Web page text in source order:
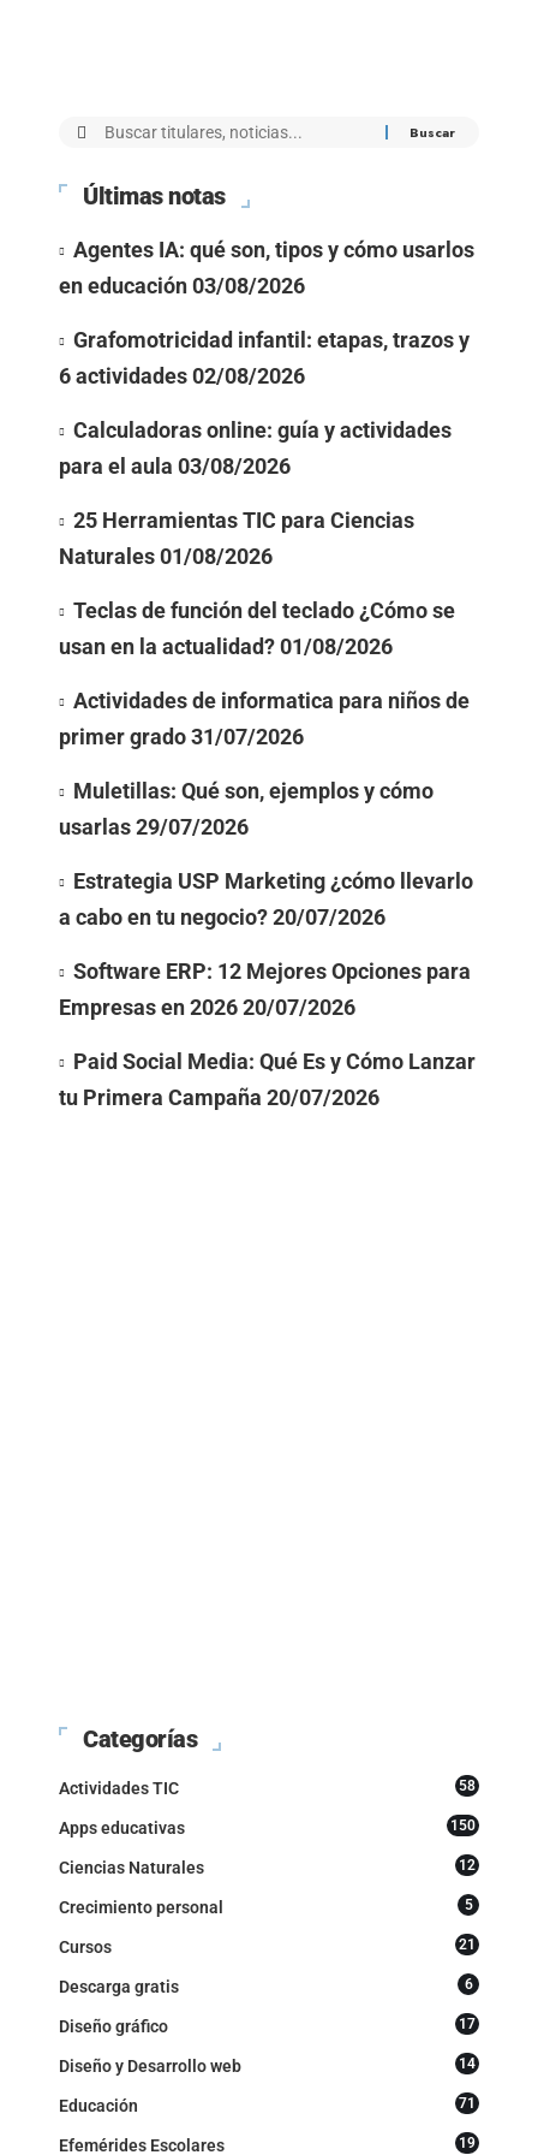
Últimas notas
Agentes IA: qué son, tipos y cómo usarlos
en educación03/08/2026
Grafomotricidad infantil: etapas, trazos y
6 actividades02/08/2026
Calculadoras online: guía y actividades
para el aula 03/08/2026
25 Herramientas TIC para Ciencias
Naturales01/08/2026
Teclas de función del teclado ¿Cómo se
usan en la actualidad?01/08/2026
Actividades de informatica para niños de
primer grado31/07/2026
Muletillas: Qué son, ejemplos y cómo
usarlas29/07/2026
Estrategia USP Marketing ¿cómo llevarlo
a cabo en tu negocio?20/07/2026
Software ERP: 12 Mejores Opciones para
Empresas en 202620/07/2026
Paid Social Media: Qué Es y Cómo Lanzar
tu Primera Campaña 20/07/2026
Categorías
Actividades TIC 58
Apps educativas 150
Ciencias Naturales 12
Crecimiento personal 5
Cursos 21
Descarga gratis 6
Diseño gráfico 17
Diseño y Desarrollo web 14
Educación 71
Efemérides Escolares 19